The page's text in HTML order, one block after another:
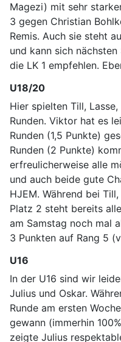
Magezi) mit sehr
3 gegen Christian
Remis. Auch sie steht
und kann sich
die LK 1 empfehlen.
U18/20
Hier spielten Till,
Runden. Viktor hat es
Runden (1,5 Punkte)
Runden (2 Punkte)
erfreulicherweise alle
und auch beide gute
HJEM. Während bei
Platz 2 steht bereits
am Samstag noch mal
3 Punkten auf Rang 5
U16
In der U16 sind wir
Julius und Oskar.
Runde am ersten
gewann (immerhin
zeigte Julius